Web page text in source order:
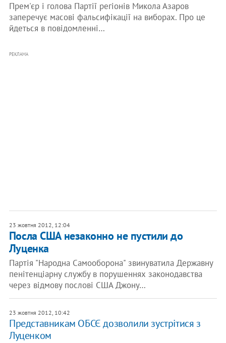
Прем'єр і голова Партії регіонів Микола Азаров
заперечує масові фальсифікації на виборах. Про це
йдеться в повідомленні…
РЕКЛАМА
23 жовтня 2012, 12:04
Посла США незаконно не пустили до
Луценка
Партія "Народна Самооборона" звинуватила Державну
пенітенціарну службу в порушеннях законодавства
через відмову послові США Джону…
23 жовтня 2012, 10:42
Представникам ОБСЄ дозволили зустрітися з
Луценком